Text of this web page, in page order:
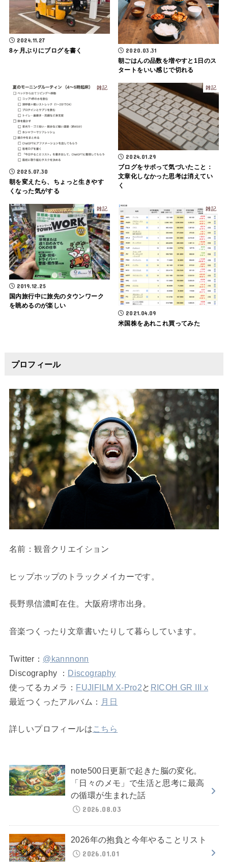
2024.11.27
8ヶ月ぶりにブログを書く 2020.03.31
朝ごはんの品数を増やすと1日のス
タートをいい感じで切れる
雑記
2025.07.30
朝を変えたら、ちょっと生きやす
くなった気がする
雑記
2024.01.29
ブログをサボって気づいたこと：
文章化しなかった思考は消えてい
く
雑記
2019.12.25
国内旅行中に旅先のタウンワーク
を眺めるのが楽しい
雑記
2021.04.09
米国株をあれこれ買ってみた
プロフィール
名前：観音クリエイション
ヒップホップのトラックメイカーです。
長野県信濃町在住。大阪府堺市出身。
音楽つくったり文章書いたりして暮らしています。
Twitter： @kannnonn
Discography ： Discography
使ってるカメラ： FUJIFILM X-Pro2と RICOH GR III x
最近つくったアルバム： 月日
詳しいプロフィールはこちら
note500日更新で起きた脳の変化。
「日々のメモ」で生活と思考に最高
の循環が生まれた話
2026.08.03
2026年の抱負と今年やることリスト
2026.01.01